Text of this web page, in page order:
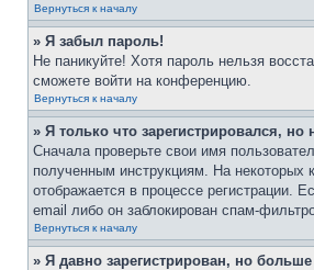
Вернуться к началу
» Я забыл пароль!
Не паникуйте! Хотя пароль нельзя
сможете войти на конференцию.
Вернуться к началу
» Я только что зарегистрировался, но
Сначала проверьте свои имя
полученным инструкциям. На некоторых
отображается в процессе регистрации.
email либо он заблокирован спам-
Вернуться к началу
» Я давно зарегистрирован, но